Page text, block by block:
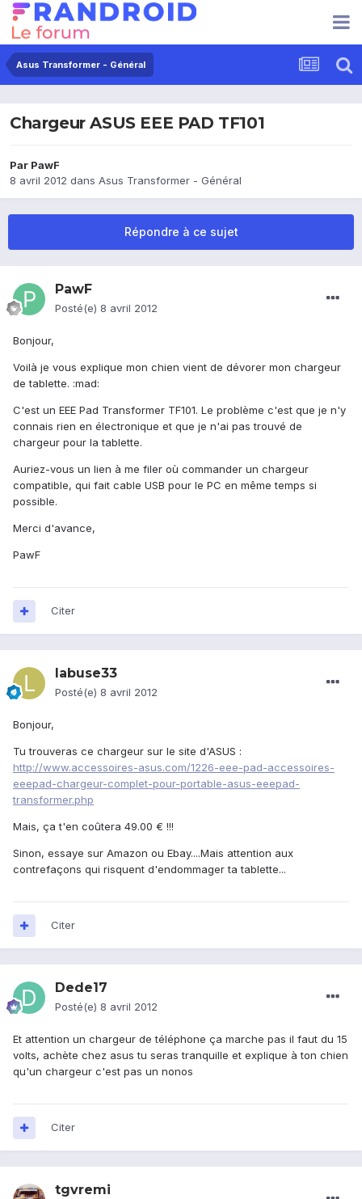
Asus Transformer - Général
Chargeur ASUS EEE PAD TF101
Par PawF
8 avril 2012 dans Asus Transformer - Général
Répondre à ce sujet
PawF
Posté(e) 8 avril 2012
Bonjour,
Voilà je vous explique mon chien vient de dévorer mon chargeur
de tablette. :mad:
C'est un EEE Pad Transformer TF101. Le problème c'est que je n'y
connais rien en électronique et que je n'ai pas trouvé de
chargeur pour la tablette.
Auriez-vous un lien à me filer où commander un chargeur
compatible, qui fait cable USB pour le PC en même temps si
possible.
Merci d'avance,
PawF
Citer
labuse33
Posté(e) 8 avril 2012
Bonjour,
Tu trouveras ce chargeur sur le site d'ASUS :
http://www.accessoires-asus.com/1226-eee-pad-accessoires-
eeepad-chargeur-complet-pour-portable-asus-eeepad-
transformer.php
Mais, ça t'en coûtera 49.00 € !!!
Sinon, essaye sur Amazon ou Ebay....Mais attention aux
contrefaçons qui risquent d'endommager ta tablette...
Citer
Dede17
Posté(e) 8 avril 2012
Et attention un chargeur de téléphone ça marche pas il faut du 15
volts, achète chez asus tu seras tranquille et explique à ton chien
qu'un chargeur c'est pas un nonos
Citer
tgvremi